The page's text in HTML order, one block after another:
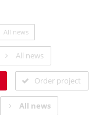
All news
All news
Order project
All news